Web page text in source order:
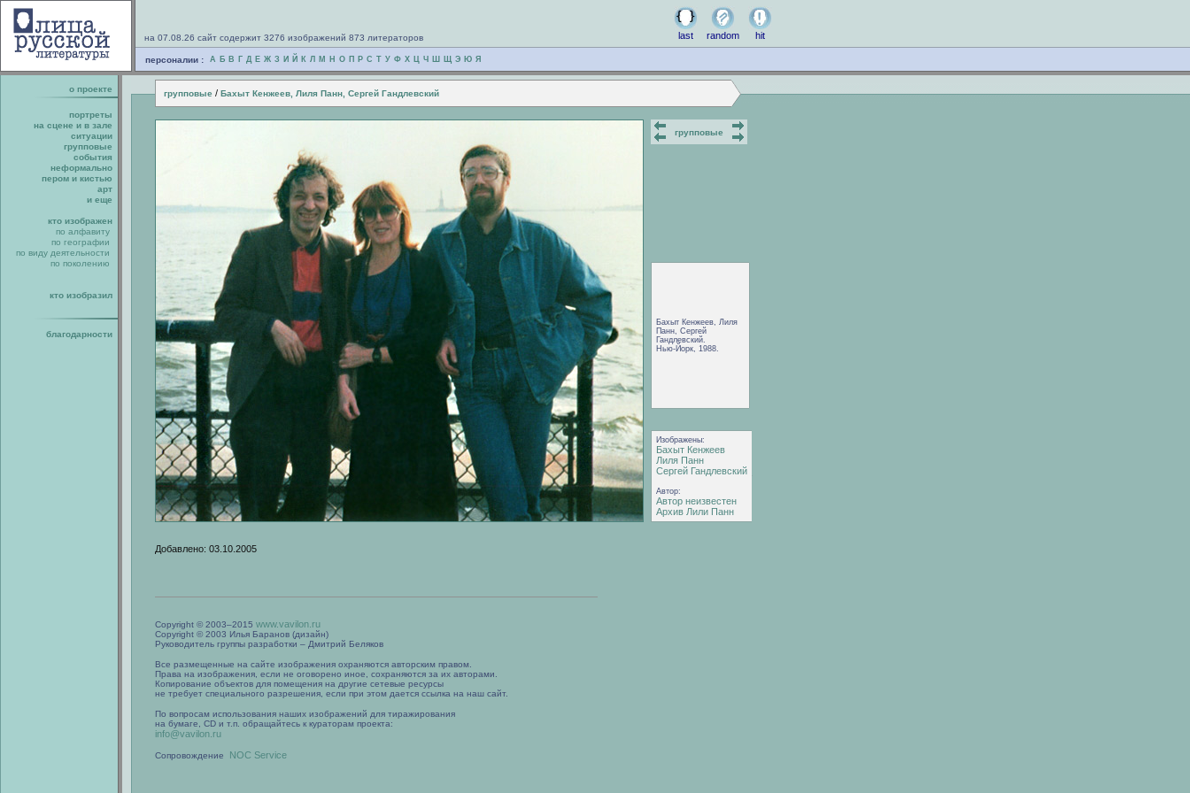
на 07.08.26 сайт содержит 3276 изображений 873 литераторов last random hit
персоналии : А Б В Г Д Е Ж З И Й К Л М Н О П Р С Т У Ф Х Ц Ч Ш Щ Э Ю Я
о проекте групповые / Бахыт Кенжеев, Лиля Панн, Сергей Гандлевский
портреты
на сцене и в зале
ситуации
групповые
события
неформально
пером и кистью
арт
и еще
кто изображен
по алфавиту
по географии
по виду деятельности
по поколению
кто изобразил
благодарности
групповые
Бахыт Кенжеев, Лиля
Панн, Сергей
Гандлевский.
Нью-Йорк, 1988.
Изображены:
Бахыт Кенжеев
Лиля Панн
Сергей Гандлевский
Автор:
Автор неизвестен
Архив Лили Панн
Добавлено: 03.10.2005
Copyright © 2003–2015 www.vavilon.ru
Copyright © 2003 Илья Баранов (дизайн)
Руководитель группы разработки – Дмитрий Беляков
Все размещенные на сайте изображения охраняются авторским правом.
Права на изображения, если не оговорено иное, сохраняются за их авторами.
Копирование объектов для помещения на другие сетевые ресурсы
не требует специального разрешения, если при этом дается ссылка на наш сайт.
По вопросам использования наших изображений для тиражирования
на бумаге, CD и т.п. обращайтесь к кураторам проекта:
info@vavilon.ru
Сопровождение NOC Service